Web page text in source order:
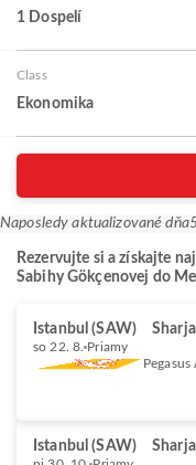
1 Dospelí
Class
Ekonomika
Naposledy aktualizované dňa
Rezervujte si a získajte
Sabihy Gökçenovej do
Istanbul (SAW)
so 22. 8. Priamy
Pegasus
Istanbul (SAW)